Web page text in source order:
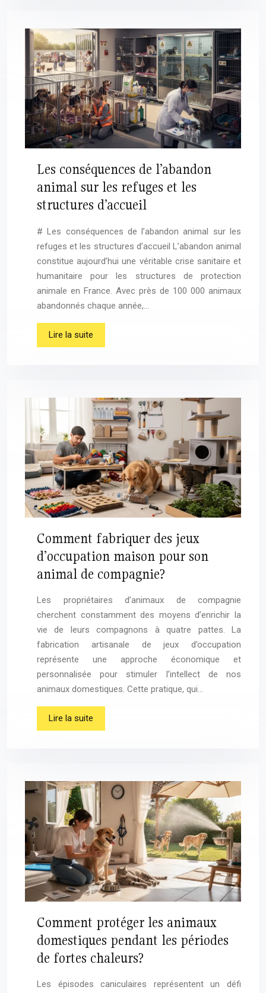
Les conséquences de l’abandon
animal sur les refuges et les
structures d’accueil
# Les conséquences de l’abandon animal sur les
refuges et les structures d’accueil L’abandon animal
constitue aujourd’hui une véritable crise sanitaire et
humanitaire pour les structures de protection
animale en France. Avec près de 100 000 animaux
abandonnés chaque année,…
Lire la suite
Comment fabriquer des jeux
d’occupation maison pour son
animal de compagnie?
Les propriétaires d’animaux de compagnie
cherchent constamment des moyens d’enrichir la
vie de leurs compagnons à quatre pattes. La
fabrication artisanale de jeux d’occupation
représente une approche économique et
personnalisée pour stimuler l’intellect de nos
animaux domestiques. Cette pratique, qui…
Lire la suite
Comment protéger les animaux
domestiques pendant les périodes
de fortes chaleurs?
Les épisodes caniculaires représentent un défi